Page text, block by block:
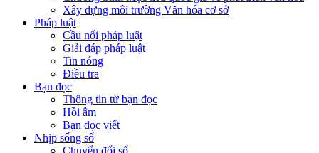
Xây dựng môi trường Văn hóa cơ sở
Pháp luật
Cầu nối pháp luật
Giải đáp pháp luật
Tin nóng
Điều tra
Bạn đọc
Thông tin từ bạn đọc
Hồi âm
Bạn đọc viết
Nhịp sống số
Chuyển đổi số